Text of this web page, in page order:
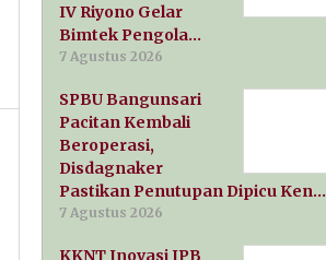
IV Riyono Gelar
Bimtek Pengola…
7 Agustus 2026
SPBU Bangunsari
Pacitan Kembali
Beroperasi,
Disdagnaker
Pastikan Penutupan Dipicu Ken…
7 Agustus 2026
KKNT Inovasi IPB